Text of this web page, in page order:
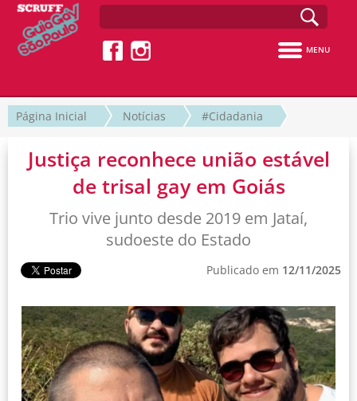
MENU
Página Inicial Notícias #Cidadania
Justiça reconhece união estável
de trisal gay em Goiás
Trio vive junto desde 2019 em Jataí,
sudoeste do Estado
Publicado em 12/11/2025